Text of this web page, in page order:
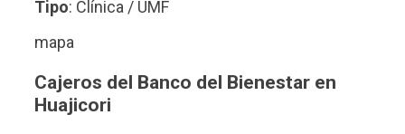
Tipo: Clínica / UMF
mapa
Cajeros del Banco del Bienestar en
Huajicori